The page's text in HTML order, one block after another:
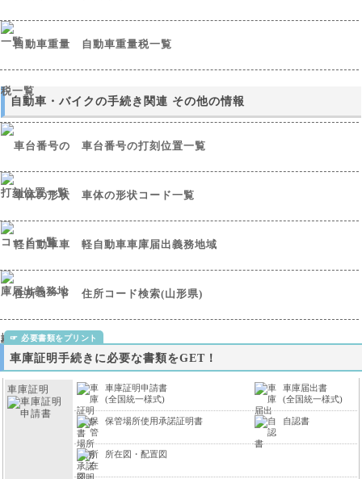
自動車重量税一覧
自動車・バイクの手続き関連 その他の情報
車台番号の打刻位置一覧
車体の形状コード一覧
軽自動車車庫届出義務地域
住所コード検索(山形県)
車庫証明手続きに必要な書類をGET！
車庫証明
車庫証明申請書
(全国統一様式)
車庫届出書
(全国統一様式)
保管場所使用承諾証明書 自認書
所在図・配置図